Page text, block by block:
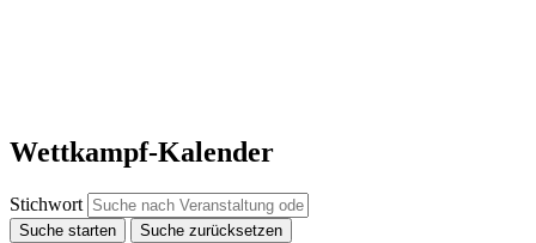
Wettkampf-Kalender
Stichwort
Suche starten Suche zurücksetzen